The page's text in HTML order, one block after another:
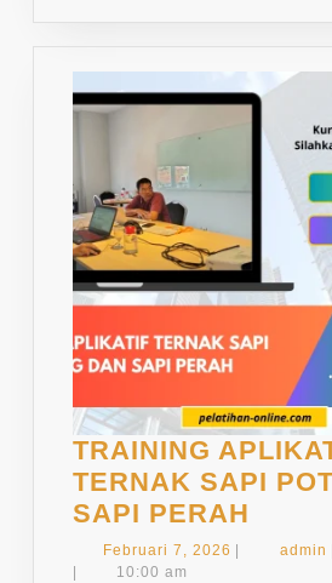
TRAINING
TERNAK SAPI
SAPI PERAH
Februari 7, 2026 Februariadmin
10:00 am